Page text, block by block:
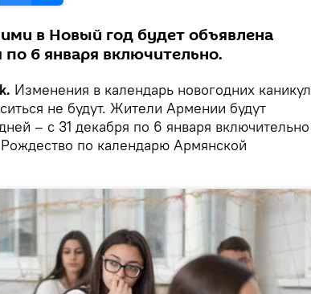
в Новый год будет объявлена
по 6 января включительно.
Изменения в календарь новогодних каникул
не будут. Жители Армении будут
– с 31 декабря по 6 января включительно
по календарю Армянской